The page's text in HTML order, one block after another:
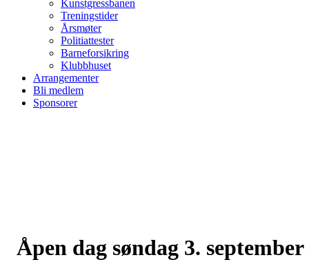
Kunstgressbanen
Treningstider
Årsmøter
Politiattester
Barneforsikring
Klubbhuset
Arrangementer
Bli medlem
Sponsorer
Åpen dag søndag 3. september